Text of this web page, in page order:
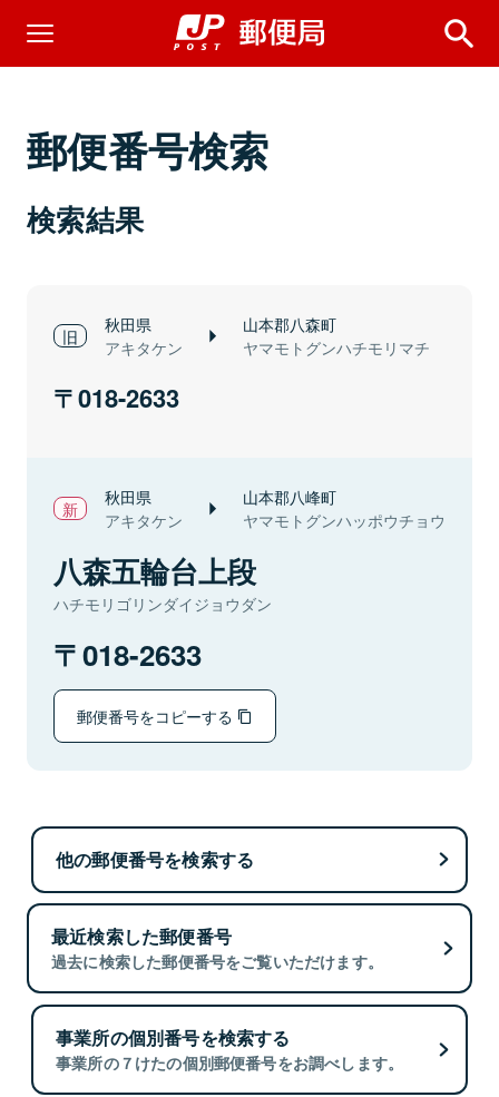
郵便番号検索
検索結果
秋田県
アキタケン
山本郡八森町
ヤマモトグンハチモリマチ
018-2633
秋田県
アキタケン
山本郡八峰町
ヤマモトグンハッポウチョウ
八森五輪台上段
ハチモリゴリンダイジョウダン
018-2633
郵便番号をコピーする
他の郵便番号を検索する
最近検索した郵便番号
過去に検索した郵便番号をご覧いただけます。
事業所の個別番号を検索する
事業所の７けたの個別郵便番号をお調べします。